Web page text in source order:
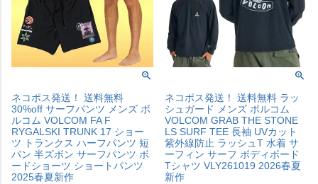
ネコポス発送！ 送料無料
30%off サーフパンツ メンズ ボ
ルコム VOLCOM FA F
RYGALSKI TRUNK 17 ショー
ツ トランクス ハーフパンツ 短
パン 半ズボン サーフパンツ ボ
ードショーツ ショートパンツ
2025春夏新作
ネコポス発送！ 送料無料 ラッ
シュガード メンズ ボルコム
VOLCOM GRAB THE STONE
LS SURF TEE 長袖 UVカット
紫外線防止 ラッシュT 水着 サ
ーフィン サーフ ボディボード
Tシャツ VLY261019 2026春夏
新作